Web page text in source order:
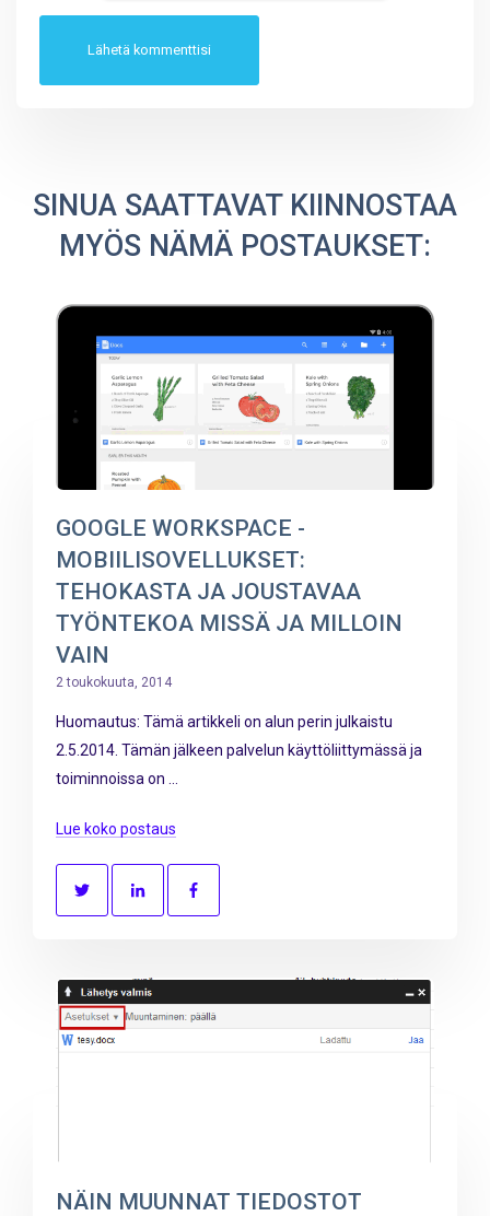
SINUA SAATTAVAT KIINNOSTAA
MYÖS NÄMÄ POSTAUKSET:
GOOGLE WORKSPACE -
MOBIILISOVELLUKSET:
TEHOKASTA JA JOUSTAVAA
TYÖNTEKOA MISSÄ JA MILLOIN
VAIN
2 toukokuuta, 2014
Huomautus: Tämä artikkeli on alun perin julkaistu
2.5.2014. Tämän jälkeen palvelun käyttöliittymässä ja
toiminnoissa on ...
Lue koko postaus
NÄIN MUUNNAT TIEDOSTOT